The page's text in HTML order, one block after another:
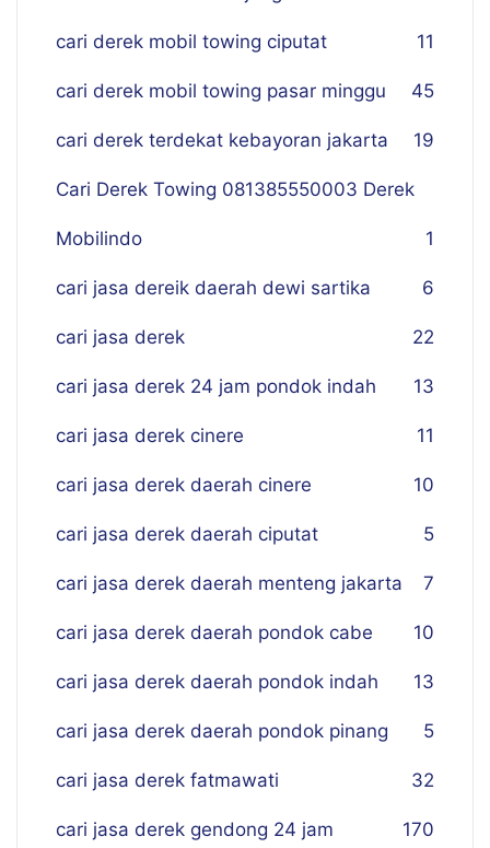
cari derek mobil towing ciputat 11
cari derek mobil towing pasar minggu 45
cari derek terdekat kebayoran jakarta 19
Cari Derek Towing 081385550003 Derek
Mobilindo 1
cari jasa dereik daerah dewi sartika 6
cari jasa derek 22
cari jasa derek 24 jam pondok indah 13
cari jasa derek cinere 11
cari jasa derek daerah cinere 10
cari jasa derek daerah ciputat 5
cari jasa derek daerah menteng jakarta 7
cari jasa derek daerah pondok cabe 10
cari jasa derek daerah pondok indah 13
cari jasa derek daerah pondok pinang 5
cari jasa derek fatmawati 32
cari jasa derek gendong 24 jam 170